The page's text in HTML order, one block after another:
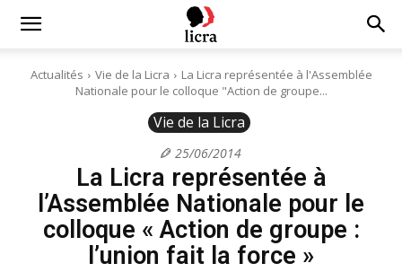
Licra
Actualités Vie de la Licra
La Licra représentée à l'Assemblée
Nationale pour le colloque "Action de groupe...
Vie de la Licra
25/06/2014
La Licra représentée à
l’Assemblée Nationale pour le
colloque « Action de groupe :
l’union fait la force »